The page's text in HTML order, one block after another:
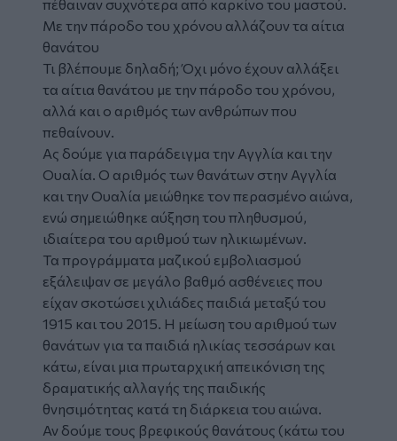
πέθαιναν συχνότερα από καρκίνο του μαστού.
Με την πάροδο του χρόνου αλλάζουν τα αίτια
θανάτου
Τι βλέπουμε δηλαδή; Όχι μόνο έχουν αλλάξει
τα αίτια θανάτου με την πάροδο του χρόνου,
αλλά και ο αριθμός των ανθρώπων που
πεθαίνουν.
Ας δούμε για παράδειγμα την Αγγλία και την
Ουαλία. Ο αριθμός των θανάτων στην Αγγλία
και την Ουαλία μειώθηκε τον περασμένο αιώνα,
ενώ σημειώθηκε αύξηση του πληθυσμού,
ιδιαίτερα του αριθμού των ηλικιωμένων.
Τα προγράμματα μαζικού εμβολιασμού
εξάλειψαν σε μεγάλο βαθμό ασθένειες που
είχαν σκοτώσει χιλιάδες παιδιά μεταξύ του
1915 και του 2015. Η μείωση του αριθμού των
θανάτων για τα παιδιά ηλικίας τεσσάρων και
κάτω, είναι μια πρωταρχική απεικόνιση της
δραματικής αλλαγής της παιδικής
θνησιμότητας κατά τη διάρκεια του αιώνα.
Αν δούμε τους βρεφικούς θανάτους (κάτω του